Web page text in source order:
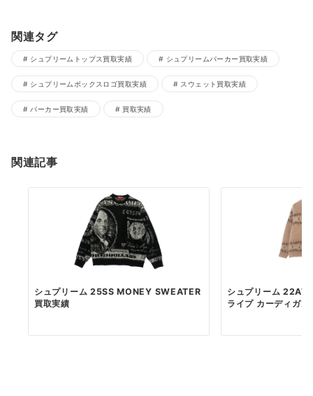
関連タグ
シュプリームトップス買取実績 シュプリームパーカー買取実績
シュプリームボックスロゴ買取実績 スウェット買取実績
パーカー買取実績 買取実績
関連記事
シュプリーム 25SS MONEY SWEATER
買取実績
シュプリーム 22AW
ライプ カーディガン